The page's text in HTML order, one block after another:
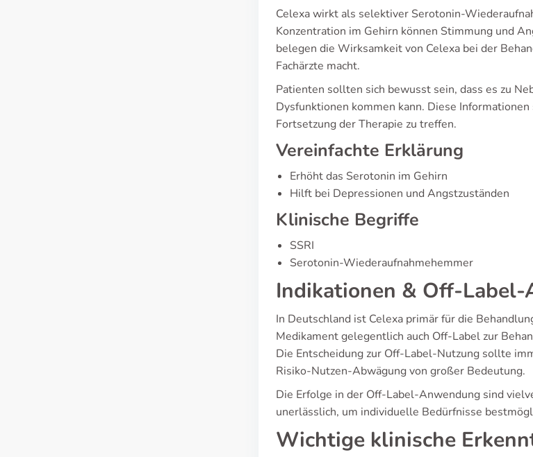
Celexa wirkt als selektiver Serotonin-
Konzentration im Gehirn können Stimmung und
belegen die Wirksamkeit von Celexa bei der
Fachärzte macht.
Patienten sollten sich bewusst sein, dass es zu
Dysfunktionen kommen kann. Diese
Fortsetzung der Therapie zu treffen.
Vereinfachte Erklärung
Erhöht das Serotonin im Gehirn
Hilft bei Depressionen und Angstzuständen
Klinische Begriffe
SSRI
Serotonin-Wiederaufnahmehemmer
Indikationen & Off-Label-
In Deutschland ist Celexa primär für die
Medikament gelegentlich auch Off-Label zur
Die Entscheidung zur Off-Label-Nutzung sollte
Risiko-Nutzen-Abwägung von großer Bedeutung.
Die Erfolge in der Off-Label-Anwendung sind
unerlässlich, um individuelle Bedürfnisse
Wichtige klinische